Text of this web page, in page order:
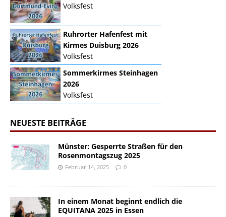
Volksfest
Ruhrorter Hafenfest mit
Kirmes Duisburg 2026
Volksfest
Sommerkirmes Steinhagen
2026
Volksfest
NEUESTE BEITRÄGE
Münster: Gesperrte Straßen für den
Rosenmontagszug 2025
Februar 14, 2025 0
In einem Monat beginnt endlich die
EQUITANA 2025 in Essen